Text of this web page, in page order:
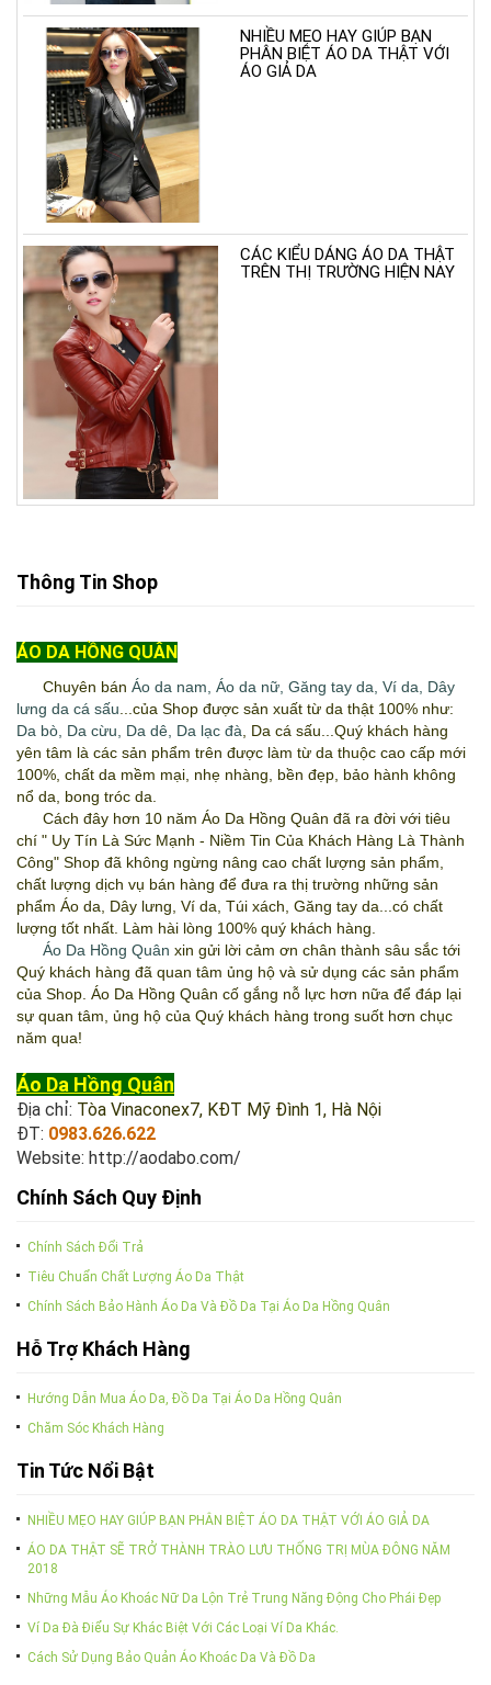
NHIỀU MẸO HAY GIÚP BẠN
PHÂN BIỆT ÁO DA THẬT VỚI
ÁO GIẢ DA
CÁC KIỂU DÁNG ÁO DA THẬT
TRÊN THỊ TRƯỜNG HIỆN NAY
Thông Tin Shop
ÁO DA HỒNG QUÂN
Chuyên bán Áo da nam, Áo da nữ, Găng tay da, Ví da, Dây
lưng da cá sấu...của Shop được sản xuất từ da thật 100% như:
Da bò, Da cừu, Da dê, Da lạc đà, Da cá sấu...Quý khách hàng
yên tâm là các sản phẩm trên được làm từ da thuộc cao cấp mới
100%, chất da mềm mại, nhẹ nhàng, bền đẹp, bảo hành không
nổ da, bong tróc da.
Cách đây hơn 10 năm Áo Da Hồng Quân đã ra đời với tiêu
chí " Uy Tín Là Sức Mạnh - Niềm Tin Của Khách Hàng Là Thành
Công" Shop đã không ngừng nâng cao chất lượng sản phẩm,
chất lượng dịch vụ bán hàng để đưa ra thị trường những sản
phẩm Áo da, Dây lưng, Ví da, Túi xách, Găng tay da...có chất
lượng tốt nhất. Làm hài lòng 100% quý khách hàng.
Áo Da Hồng Quân xin gửi lời cảm ơn chân thành sâu sắc tới
Quý khách hàng đã quan tâm ủng hộ và sử dụng các sản phẩm
của Shop. Áo Da Hồng Quân cố gắng nỗ lực hơn nữa để đáp lại
sự quan tâm, ủng hộ của Quý khách hàng trong suốt hơn chục
năm qua!
Áo Da Hồng Quân
Địa chỉ: Tòa Vinaconex7, KĐT Mỹ Đình 1, Hà Nội
ĐT: 0983.626.622
Website: http://aodabo.com/
Chính Sách Quy Định
Chính Sách Đổi Trả
Tiêu Chuẩn Chất Lượng Áo Da Thật
Chính Sách Bảo Hành Áo Da Và Đồ Da Tại Áo Da Hồng Quân
Hỗ Trợ Khách Hàng
Hướng Dẫn Mua Áo Da, Đồ Da Tại Áo Da Hồng Quân
Chăm Sóc Khách Hàng
Tin Tức Nổi Bật
NHIỀU MẸO HAY GIÚP BẠN PHÂN BIỆT ÁO DA THẬT VỚI ÁO GIẢ DA
ÁO DA THẬT SẼ TRỞ THÀNH TRÀO LƯU THỐNG TRỊ MÙA ĐÔNG NĂM
2018
Những Mẫu Áo Khoác Nữ Da Lộn Trẻ Trung Năng Động Cho Phái Đẹp
Ví Da Đà Điểu Sự Khác Biệt Với Các Loại Ví Da Khác.
Cách Sử Dụng Bảo Quản Áo Khoác Da Và Đồ Da